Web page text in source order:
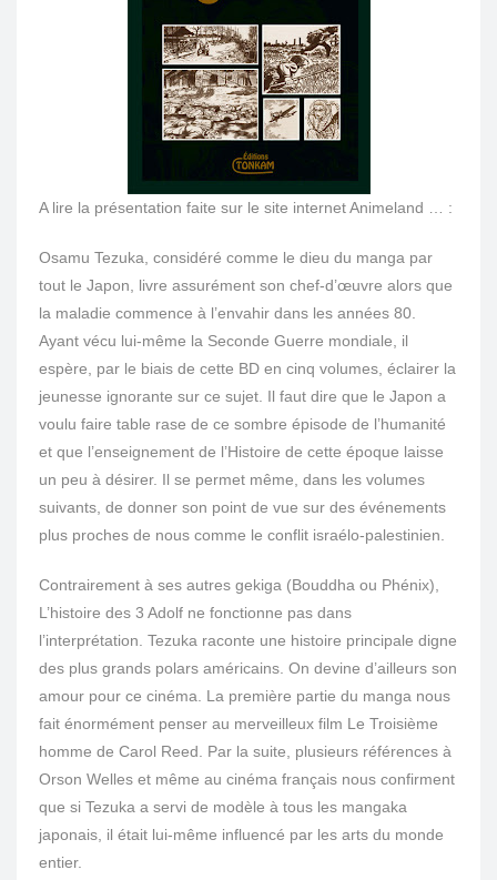
A lire la présentation faite sur le site internet Animeland … :
Osamu Tezuka, considéré comme le dieu du manga par
tout le Japon, livre assurément son chef-d’œuvre alors que
la maladie commence à l’envahir dans les années 80.
Ayant vécu lui-même la Seconde Guerre mondiale, il
espère, par le biais de cette BD en cinq volumes, éclairer la
jeunesse ignorante sur ce sujet. Il faut dire que le Japon a
voulu faire table rase de ce sombre épisode de l’humanité
et que l’enseignement de l’Histoire de cette époque laisse
un peu à désirer. Il se permet même, dans les volumes
suivants, de donner son point de vue sur des événements
plus proches de nous comme le conflit israélo-palestinien.
Contrairement à ses autres gekiga (Bouddha ou Phénix),
L’histoire des 3 Adolf ne fonctionne pas dans
l’interprétation. Tezuka raconte une histoire principale digne
des plus grands polars américains. On devine d’ailleurs son
amour pour ce cinéma. La première partie du manga nous
fait énormément penser au merveilleux film Le Troisième
homme de Carol Reed. Par la suite, plusieurs références à
Orson Welles et même au cinéma français nous confirment
que si Tezuka a servi de modèle à tous les mangaka
japonais, il était lui-même influencé par les arts du monde
entier.